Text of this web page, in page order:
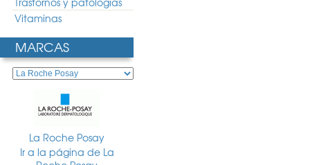
Vitaminas
MARCAS
La Roche Posay
Ir a la página de La